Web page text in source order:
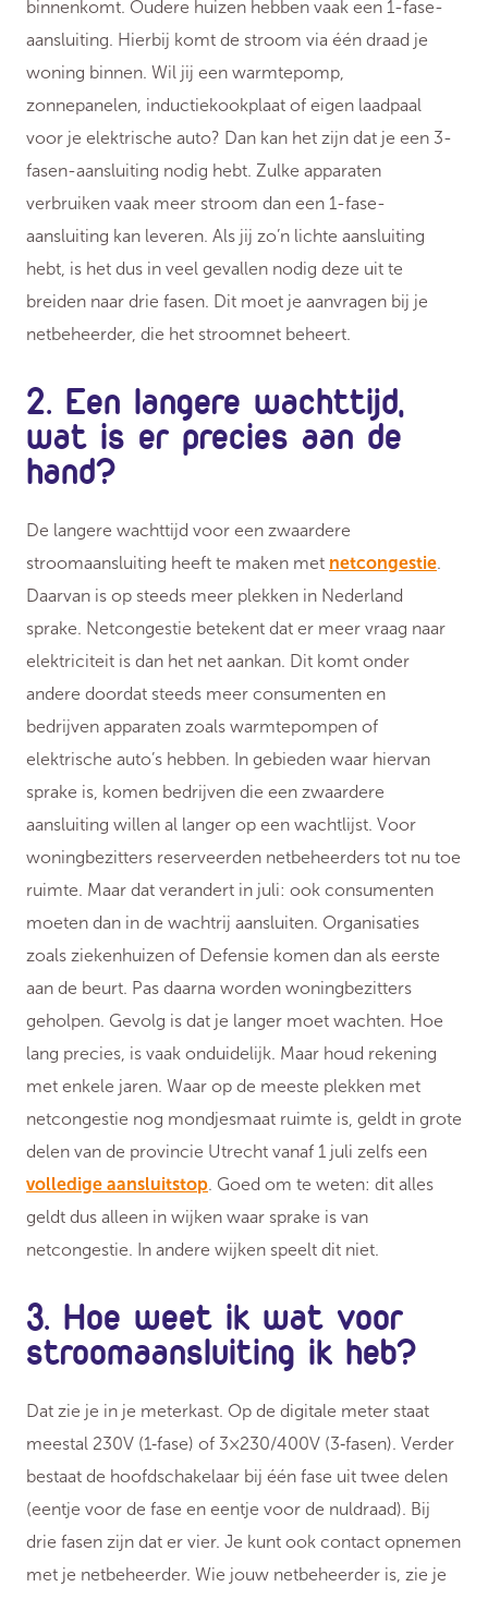
binnenkomt. Oudere huizen hebben vaak een 1-fase-
aansluiting. Hierbij komt de stroom via één draad je
woning binnen. Wil jij een warmtepomp,
zonnepanelen, inductiekookplaat of eigen laadpaal
voor je elektrische auto? Dan kan het zijn dat je een 3-
fasen-aansluiting nodig hebt. Zulke apparaten
verbruiken vaak meer stroom dan een 1-fase-
aansluiting kan leveren. Als jij zo’n lichte aansluiting
hebt, is het dus in veel gevallen nodig deze uit te
breiden naar drie fasen. Dit moet je aanvragen bij je
netbeheerder, die het stroomnet beheert.
2. Een langere wachttijd,
wat is er precies aan de
hand?
De langere wachttijd voor een zwaardere
stroomaansluiting heeft te maken met netcongestie.
Daarvan is op steeds meer plekken in Nederland
sprake. Netcongestie betekent dat er meer vraag naar
elektriciteit is dan het net aankan. Dit komt onder
andere doordat steeds meer consumenten en
bedrijven apparaten zoals warmtepompen of
elektrische auto’s hebben. In gebieden waar hiervan
sprake is, komen bedrijven die een zwaardere
aansluiting willen al langer op een wachtlijst. Voor
woningbezitters reserveerden netbeheerders tot nu toe
ruimte. Maar dat verandert in juli: ook consumenten
moeten dan in de wachtrij aansluiten. Organisaties
zoals ziekenhuizen of Defensie komen dan als eerste
aan de beurt. Pas daarna worden woningbezitters
geholpen. Gevolg is dat je langer moet wachten. Hoe
lang precies, is vaak onduidelijk. Maar houd rekening
met enkele jaren. Waar op de meeste plekken met
netcongestie nog mondjesmaat ruimte is, geldt in grote
delen van de provincie Utrecht vanaf 1 juli zelfs een
volledige aansluitstop. Goed om te weten: dit alles
geldt dus alleen in wijken waar sprake is van
netcongestie. In andere wijken speelt dit niet.
3. Hoe weet ik wat voor
stroomaansluiting ik heb?
Dat zie je in je meterkast. Op de digitale meter staat
meestal 230V (1‑fase) of 3×230/400V (3‑fasen). Verder
bestaat de hoofdschakelaar bij één fase uit twee delen
(eentje voor de fase en eentje voor de nuldraad). Bij
drie fasen zijn dat er vier. Je kunt ook contact opnemen
met je netbeheerder. Wie jouw netbeheerder is, zie je